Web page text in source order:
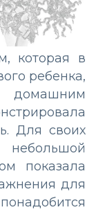
которая в
ребенка,
Для своих
небольшой
показала
для